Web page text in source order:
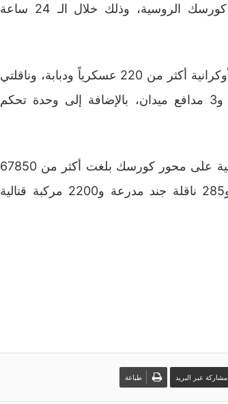
عسكرياً أوكرانياً في المناطق الحدودية لمقاطعة كورسك الروسية، وذلك خلال الـ 24 ساعة
وقالت الوزارة في بيان لها: “بلغت خسائر القوات الأوكرانية أكثر من 220 عسكرياً ودبابة، وناقلتي
جند مدرعتين، ومركبة قتالية مدرعة و5 سيارات، و3 مدافع ميدان، بالإضافة إلى وحدة تحكم
وأوضحت الوزارة أن إجمالي خسائر القوات الأوكرانية على محور كورسك بلغت أكثر من 67850
عسكريًا و394 دبابة و317 مركبات قتال للمشاة و285 ناقلة جند مدرعة و2200 مركبة قتالية
مشاركة عبر البريد طباعة